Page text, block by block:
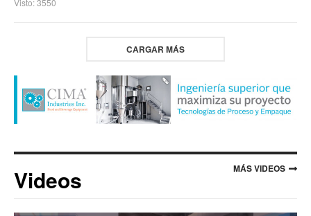
Visto: 3550
CARGAR MÁS
Videos MÁS VIDEOS